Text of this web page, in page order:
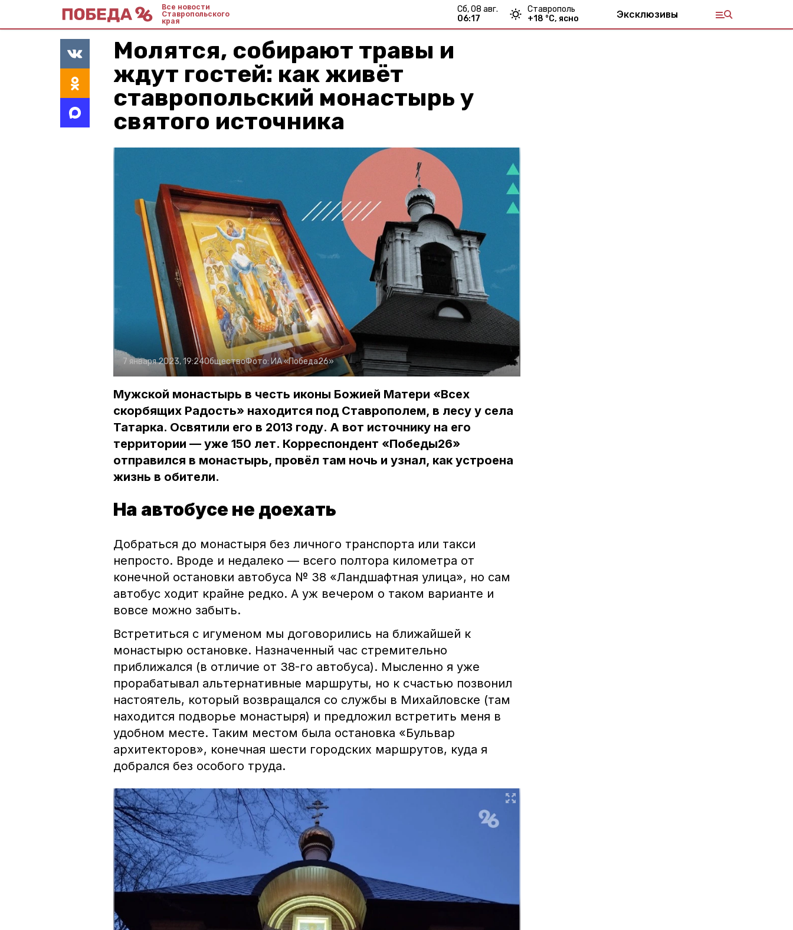
Все новости
Ставропольского
края
сб, 08 авг.
06:17
Ставрополь
+18 °С, ясно Эксклюзивы
Молятся, собирают травы и
ждут гостей: как живёт
ставропольский монастырь у
святого источника
7 января 2023, 19:24ОбществоФото:ИА «Победа26»
Мужской монастырь в честь иконы Божией Матери «Всех
скорбящих Радость» находится под Ставрополем, в лесу у села
Татарка. Освятили его в 2013 году. А вот источнику на его
территории — уже 150 лет. Корреспондент «Победы26»
отправился в монастырь, провёл там ночь и узнал, как устроена
жизнь в обители.
На автобусе не доехать
Добраться до монастыря без личного транспорта или такси
непросто. Вроде и недалеко — всего полтора километра от
конечной остановки автобуса № 38 «Ландшафтная улица», но сам
автобус ходит крайне редко. А уж вечером о таком варианте и
вовсе можно забыть.
Встретиться с игуменом мы договорились на ближайшей к
монастырю остановке. Назначенный час стремительно
приближался (в отличие от 38-го автобуса). Мысленно я уже
прорабатывал альтернативные маршруты, но к счастью позвонил
настоятель, который возвращался со службы в Михайловске (там
находится подворье монастыря) и предложил встретить меня в
удобном месте. Таким местом была остановка «Бульвар
архитекторов», конечная шести городских маршрутов, куда я
добрался без особого труда.